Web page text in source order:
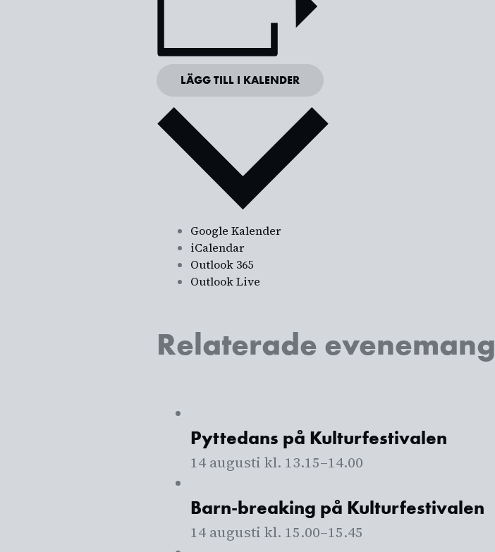
LÄGG TILL I KALENDER
Google Kalender
iCalendar
Outlook 365
Outlook Live
Relaterade evenemang
Pyttedans på Kulturfestivalen
14 augusti kl. 13.15–14.00
Barn-breaking på Kulturfestivalen
14 augusti kl. 15.00–15.45